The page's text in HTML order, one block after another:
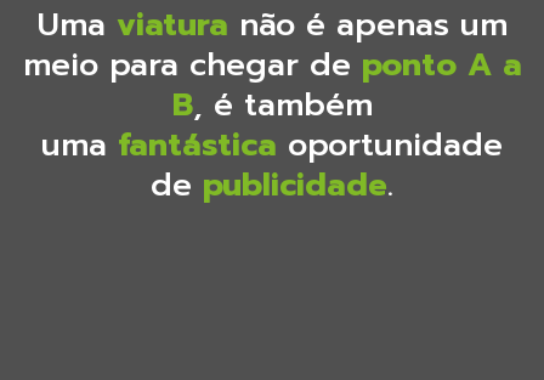
Uma viatura não é apenas um
meio para chegar de ponto A a
B, é também
uma fantástica oportunidade
de publicidade.